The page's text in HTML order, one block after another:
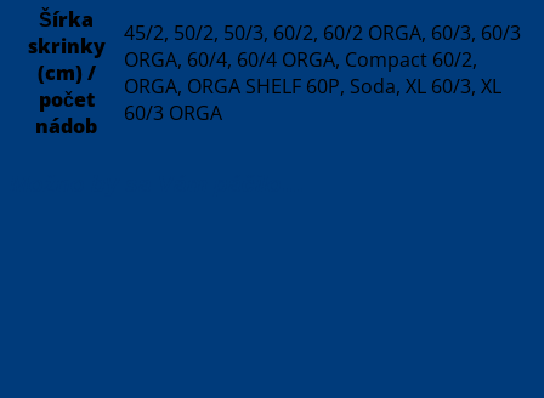
Šírka
skrinky
(cm) /
počet
nádob
45/2, 50/2, 50/3, 60/2, 60/2 ORGA, 60/3, 60/3
ORGA, 60/4, 60/4 ORGA, Compact 60/2,
ORGA, ORGA SHELF 60P, Soda, XL 60/3, XL
60/3 ORGA